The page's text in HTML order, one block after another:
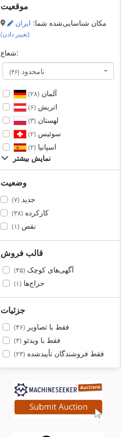
موقعیت
مکان شناسایی‌شده شما: ایران
(تغییر دادن)
شعاع:
نامحدود (۴۶)
آلمان(۲۸)
اتریش(۶)
لهستان(۳)
سوئیس(۲)
اسپانیا(۲)
نمایش بیشتر
وضعیت
جدید(۷)
کارکرده(۳۸)
نقص(۱)
قالب فروش
آگهی‌های کوچک(۴۵)
حراج‌ها(۱)
جزئیات
فقط با تصاویر(۴۶)
فقط با ویدئو(۳)
فقط فروشندگان تأییدشده(۲۳)
Eisele Vms 350